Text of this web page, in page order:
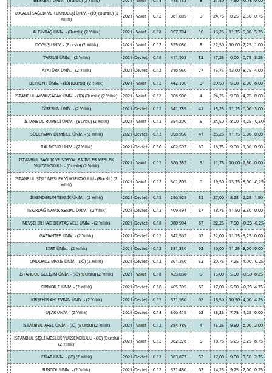
KOCAELİ SAĞLIK VE TEKNOLOJİ ÜNİV. - (İÖ) (Burslu) (2
Yıllık)
2021 Vakıf 0.12 381,885 3 24,75 8,25 2,50 0,75
ALTINBAŞ ÜNİV. - (Burslu) (2 Yıllık) 2021 Vakıf 0.18 357,704 10 13,25 11,75 0,00 5,75
DOĞUŞ ÜNİV. - (Burslu) (2 Yıllık) 2021 Vakıf 0.12 395,050 8 22,50 10,00 2,25 1,00
TARSUS ÜNİV. - (2 Yıllık) 2021 Devlet 0.18 411,963 52 17,25 6,00 0,75 3,25
ATATÜRK ÜNİV. - (2 Yıllık) 2021 Devlet 0.12 316,950 77 15,75 13,00 8,75 4,00
BEYKENT ÜNİV. - (İÖ) (Burslu) (2 Yıllık) 2021 Vakıf 0.12 442,100 3 20,50 5,00 2,00 6,00
İSTANBUL AYVANSARAY ÜNİV. - (İÖ) (Burslu) (2 Yıllık) 2021 Vakıf 0.12 306,900 4 24,25 9,00 4,75 0,00
GİRESUN ÜNİV. - (2 Yıllık) 2021 Devlet 0.12 341,785 41 15,25 11,25 6,00 3,00
İSTANBUL RUMELİ ÜNİV. - (Burslu) (2 Yıllık) 2021 Vakıf 0.12 354,200 5 24,50 8,00 4,25 -0,50
SÜLEYMAN DEMİREL ÜNİV. - (2 Yıllık) 2021 Devlet 0.12 358,950 41 25,25 11,75 0,00 0,00
BALIKESİR ÜNİV. - (2 Yıllık) 2021 Devlet 0.18 402,597 62 16,75 9,00 1,00 0,50
İSTANBUL SAĞLIK VE SOSYAL BİLİMLER MESLEK
YÜKSEKOKULU - (Burslu) (2 Yıllık)
2021 Vakıf 0.12 366,352 3 11,75 10,00 2,50 0,00
İSTANBUL ŞİŞLİ MESLEK YÜKSEKOKULU - (Burslu) (2
Yıllık)
2021 Vakıf 0.12 361,805 6 19,50 13,75 3,00 -0,25
İSKENDERUN TEKNİK ÜNİV. - (2 Yıllık) 2021 Devlet 0.12 296,929 52 27,00 8,25 2,25 1,50
TEKİRDAĞ NAMIK KEMAL ÜNİV. - (2 Yıllık) 2021 Devlet 0.12 409,491 57 18,75 11,50 3,50 0,00
NEVŞEHİR HACI BEKTAŞ VELİ ÜNİV. - (2 Yıllık) 2021 Devlet 0.18 380,994 67 22,25 7,50 -0,25 -0,25
GAZİANTEP ÜNİV. - (2 Yıllık) 2021 Devlet 0.12 342,562 62 22,00 11,25 3,25 0,00
SİİRT ÜNİV. - (2 Yıllık) 2021 Devlet 0.12 381,350 62 16,00 11,25 3,00 0,00
ONDOKUZ MAYIS ÜNİV. - (İÖ) (2 Yıllık) 2021 Devlet 0.12 301,350 52 20,75 7,25 4,00 -0,25
İSTANBUL GELİŞİM ÜNİV. - (İÖ) (Burslu) (2 Yıllık) 2021 Vakıf 0.18 425,858 5 15,00 5,00 -0,50 6,25
KIRIKKALE ÜNİV. - (2 Yıllık) 2021 Devlet 0.18 405,305 62 17,00 5,50 -0,25 4,75
KIRŞEHİR AHİ EVRAN ÜNİV. - (2 Yıllık) 2021 Devlet 0.12 371,950 62 15,50 10,50 4,00 4,25
UŞAK ÜNİV. - (2 Yıllık) 2021 Devlet 0.18 366,415 62 15,25 7,75 4,25 0,00
İSTANBUL AREL ÜNİV. - (İÖ) (Burslu) (2 Yıllık) 2021 Vakıf 0.12 384,789 4 15,25 9,50 6,00 2,00
İSTANBUL ŞİŞLİ MESLEK YÜKSEKOKULU - (İÖ) (Burslu)
(2 Yıllık)
2021 Vakıf 0.12 382,276 5 18,75 5,25 3,25 6,75
FIRAT ÜNİV. - (İÖ) (2 Yıllık) 2021 Devlet 0.12 383,877 52 17,00 9,00 3,50 2,75
BİNGÖL ÜNİV. - (2 Yıllık) 2021 Devlet 0.12 371,450 62 14,25 9,75 2,00 0,25